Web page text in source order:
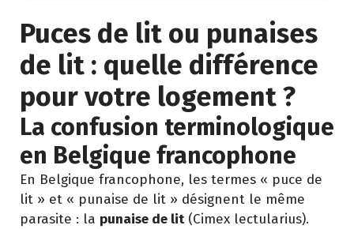
Puces de lit ou punaises
de lit : quelle différence
pour votre logement ?
La confusion terminologique
en Belgique francophone
En Belgique francophone, les termes « puce de
lit » et « punaise de lit » désignent le même
parasite : la punaise de lit(Cimex lectularius).